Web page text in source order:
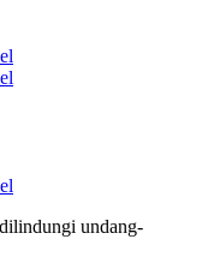
undang-